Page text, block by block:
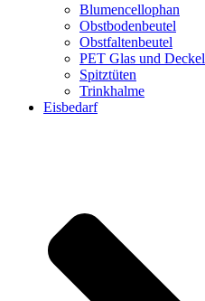
Blumencellophan
Obstbodenbeutel
Obstfaltenbeutel
PET Glas und Deckel
Spitztüten
Trinkhalme
Eisbedarf